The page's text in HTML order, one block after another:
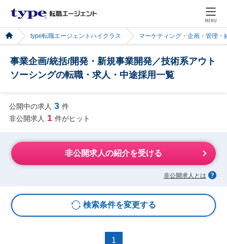
MENU
type転職エージェントハイクラス マーケティング・企画・管理・
事業企画/統括/開発・新規事業開発／技術系アウト
ソーシングの転職・求人・中途採用一覧
公開中の求人 3 件
非公開求人 1 件がヒット
非公開求人の紹介を受ける
非公開求人とは
検索条件を変更する
1